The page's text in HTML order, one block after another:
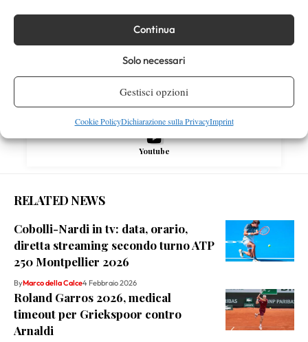
Continua
Solo necessari
Gestisci opzioni
Cookie PolicyDichiarazione sulla PrivacyImprint
Instagram
Youtube
RELATED NEWS
Cobolli-Nardi in tv: data, orario,
diretta streaming secondo turno ATP
250 Montpellier 2026
ByMarco della Calce4 Febbraio 2026
Roland Garros 2026, medical
timeout per Griekspoor contro
Arnaldi